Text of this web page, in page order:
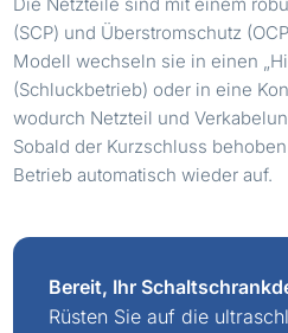
(SCP) und Überstromschutz
Modell wechseln sie in einen
(Schluckbetrieb) oder in eine
wodurch Netzteil und
Sobald der Kurzschluss
Betrieb automatisch wieder auf.
Bereit, Ihr
Rüsten Sie auf die